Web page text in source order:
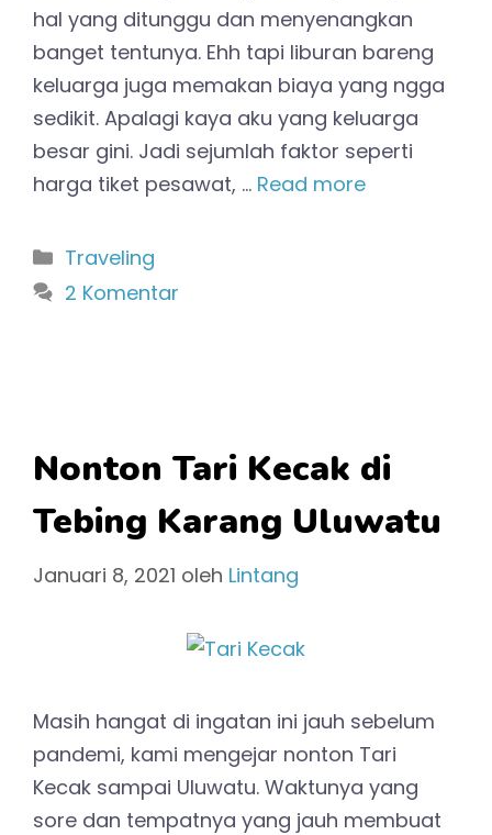
hal yang ditunggu dan menyenangkan
banget tentunya. Ehh tapi liburan bareng
keluarga juga memakan biaya yang ngga
sedikit. Apalagi kaya aku yang keluarga
besar gini. Jadi sejumlah faktor seperti
harga tiket pesawat, … Read more
Kategori
Traveling
2 Komentar
Nonton Tari Kecak di
Tebing Karang Uluwatu
Januari 8, 2021 oleh Lintang
Masih hangat di ingatan ini jauh sebelum
pandemi, kami mengejar nonton Tari
Kecak sampai Uluwatu. Waktunya yang
sore dan tempatnya yang jauh membuat